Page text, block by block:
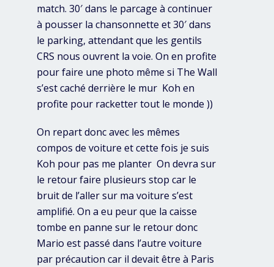
match. 30′ dans le parcage à continuer
à pousser la chansonnette et 30′ dans
le parking, attendant que les gentils
CRS nous ouvrent la voie. On en profite
pour faire une photo même si The Wall
s’est caché derrière le mur Koh en
profite pour racketter tout le monde ))
On repart donc avec les mêmes
compos de voiture et cette fois je suis
Koh pour pas me planter On devra sur
le retour faire plusieurs stop car le
bruit de l’aller sur ma voiture s’est
amplifié. On a eu peur que la caisse
tombe en panne sur le retour donc
Mario est passé dans l’autre voiture
par précaution car il devait être à Paris